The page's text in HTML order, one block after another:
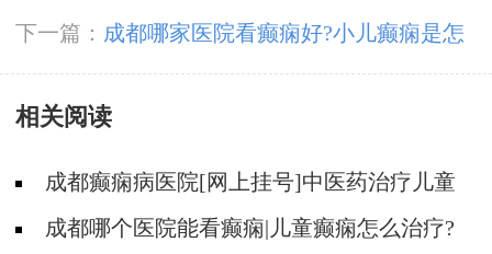
期该注意哪些?
下一篇： 成都哪家医院看癫痫好?小儿癫痫是怎
么引起的呢?
相关阅读
成都癫痫病医院[网上挂号]中医药治疗儿童
癫痫的费用是多少?
成都哪个医院能看癫痫|儿童癫痫怎么治疗?